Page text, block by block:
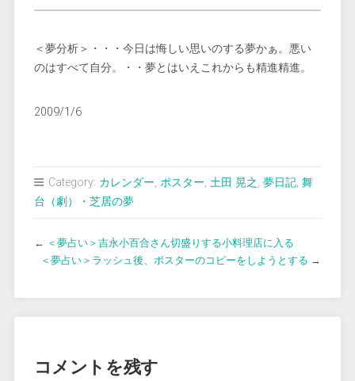
＜夢分析＞・・・今日は悔しい思いのする夢かぁ。悪い
のはすべて自分。・・夢とはいえこれからも精進精進。
2009/1/6
Category: カレンダー, ポスター, 土田 晃之, 夢日記, 舞
台（劇）・芝居の夢
← ＜夢占い＞吉永小百合さん切盛りする小料理店に入る
＜夢占い＞ラッシュ後、ポスターのコピーをしようとする →
コメントを残す